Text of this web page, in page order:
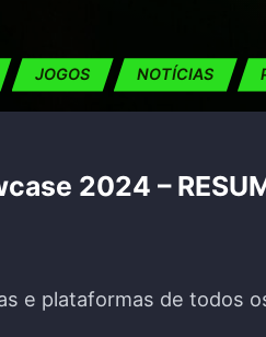
JOGOS NOTÍCIAS
2024 –
e plataformas de todos